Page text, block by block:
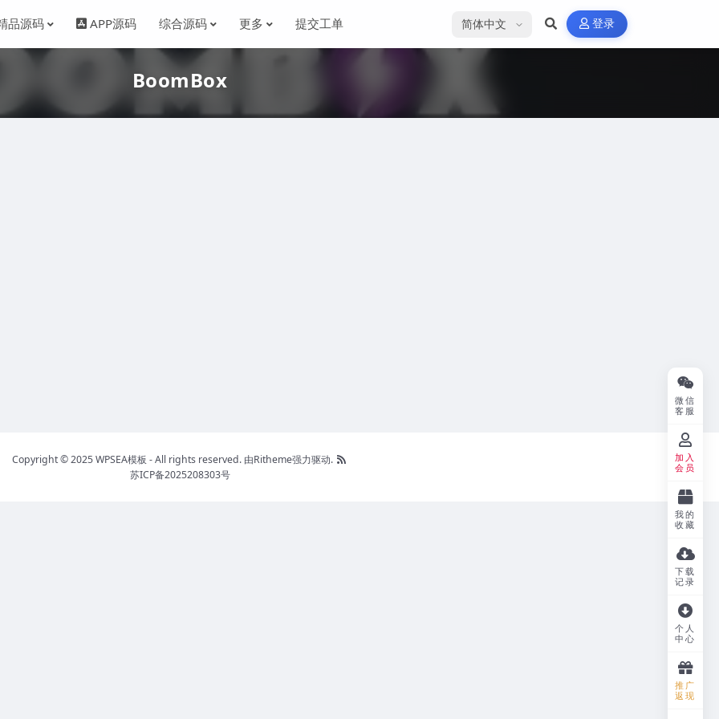
品源码 APP源码 综合源码 更多 提交工单 选择语言 登录
BoomBox
Copyright © 2025 WPSEA模板 - All rights reserved. 由Ritheme强力驱动.
苏ICP备2025208303号
微信
客服
加入
会员
我的
收藏
下载
记录
个人
中心
推广
返现